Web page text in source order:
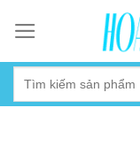
content